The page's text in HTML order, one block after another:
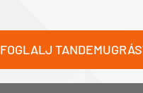
FOGLALJ